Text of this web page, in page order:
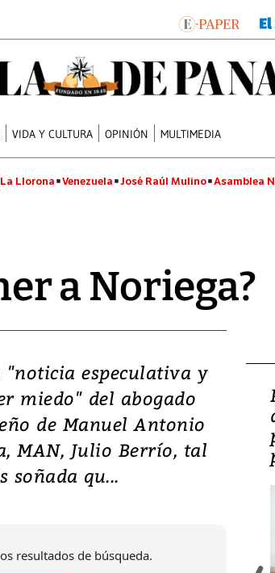
VIDA Y CULTURA OPINIÓN MULTIMEDIA
La Llorona Venezuela José Raúl Mulino Asamblea
a Noriega?
"noticia especulativa y
miedo" del abogado
de Manuel Antonio
MAN, Julio Berrío, tal
soñada qu...
resultados de búsqueda.
Video: Lula lanza su
candidatura con
promesas de inversión
en defensa, educación y
tierras raras